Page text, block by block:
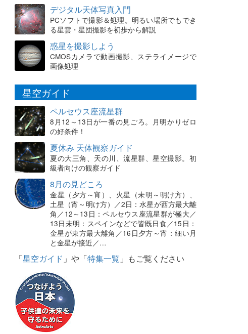
デジタル天体写真入門
PCソフトで撮影＆処理。明るい場所でもでき
る星雲・星団撮影を初歩から解説
惑星を撮影しよう
CMOSカメラで動画撮影、ステライメージで
画像処理
星空ガイド
ペルセウス座流星群
8月12～13日が一番の見ごろ。月明かりゼロ
の好条件！
夏休み 天体観察ガイド
夏の大三角、天の川、流星群、星空撮影。初
級者向けの観察ガイド
8月の見どころ
金星（夕方～宵）、火星（未明～明け方）、
土星（宵～明け方）／2日：水星が西方最大離
角／12～13日：ペルセウス座流星群が極大／
13日未明：スペインなどで皆既日食／15日：
金星が東方最大離角／16日夕方～宵：細い月
と金星が接近／…
「星空ガイド 」や「特集一覧 」もご覧ください